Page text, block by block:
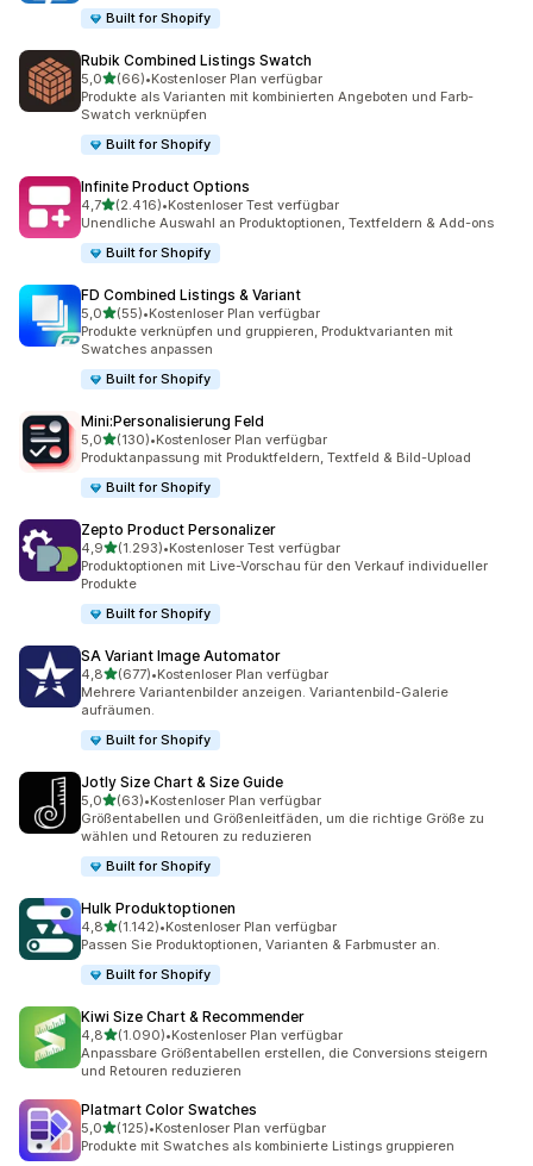
Built for Shopify
Rubik Combined Listings Swatch
5,0von 5 Sternen
(66)
66 Rezensionen insgesamt
•Kostenloser Plan verfügbar
Produkte als Varianten mit kombinierten Angeboten und Farb-
Swatch verknüpfen
Built for Shopify
Infinite Product Options
4,7von 5 Sternen
(2.416)
2416 Rezensionen insgesamt
•Kostenloser Test verfügbar
Unendliche Auswahl an Produktoptionen, Textfeldern & Add-ons
Built for Shopify
FD Combined Listings & Variant
5,0von 5 Sternen
(55)
55 Rezensionen insgesamt
•Kostenloser Plan verfügbar
Produkte verknüpfen und gruppieren, Produktvarianten mit
Swatches anpassen
Built for Shopify
Mini:Personalisierung Feld
5,0von 5 Sternen
(130)
130 Rezensionen insgesamt
•Kostenloser Plan verfügbar
Produktanpassung mit Produktfeldern, Textfeld & Bild-Upload
Built for Shopify
Zepto Product Personalizer
4,9von 5 Sternen
(1.293)
1293 Rezensionen insgesamt
•Kostenloser Test verfügbar
Produktoptionen mit Live-Vorschau für den Verkauf individueller
Produkte
Built for Shopify
SA Variant Image Automator
4,8von 5 Sternen
(677)
677 Rezensionen insgesamt
•Kostenloser Plan verfügbar
Mehrere Variantenbilder anzeigen. Variantenbild-Galerie
aufräumen.
Built for Shopify
Jotly Size Chart & Size Guide
5,0von 5 Sternen
(63)
63 Rezensionen insgesamt
•Kostenloser Plan verfügbar
Größentabellen und Größenleitfäden, um die richtige Größe zu
wählen und Retouren zu reduzieren
Built for Shopify
Hulk Produktoptionen
4,8von 5 Sternen
(1.142)
1142 Rezensionen insgesamt
•Kostenloser Plan verfügbar
Passen Sie Produkt­optionen, Varianten & Farbmuster an.
Built for Shopify
Kiwi Size Chart & Recommender
4,8von 5 Sternen
(1.090)
1090 Rezensionen insgesamt
•Kostenloser Plan verfügbar
Anpassbare Größentabellen erstellen, die Conversions steigern
und Retouren reduzieren
Platmart Color Swatches
5,0von 5 Sternen
(125)
125 Rezensionen insgesamt
•Kostenloser Plan verfügbar
Produkte mit Swatches als kombinierte Listings gruppieren